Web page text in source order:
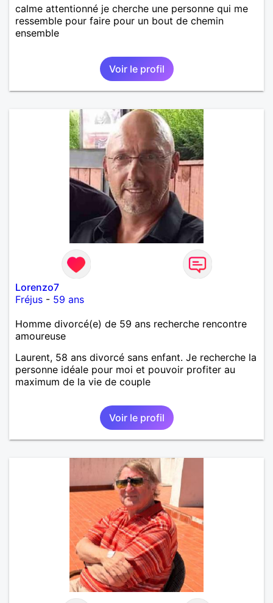
calme attentionné je cherche une personne qui me
ressemble pour faire pour un bout de chemin
ensemble
Voir le profil
Lorenzo7
Fréjus - 59 ans
Homme divorcé(e) de 59 ans recherche rencontre
amoureuse
Laurent, 58 ans divorcé sans enfant. Je recherche la
personne idéale pour moi et pouvoir profiter au
maximum de la vie de couple
Voir le profil